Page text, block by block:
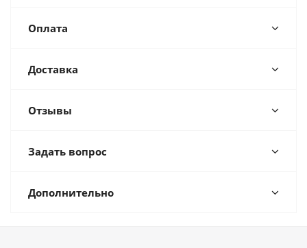
Оплата
Доставка
Отзывы
Задать вопрос
Дополнительно